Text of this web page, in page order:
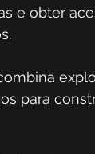
e obter
para